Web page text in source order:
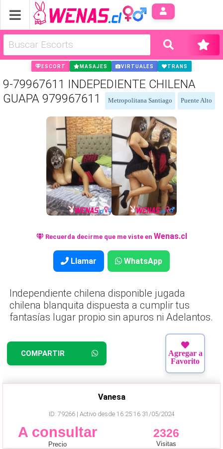
ESCORT MASAJES VIRTUALES TRANS
9-79967611 INDEPEDIENTE CHILENA
GUAPA 979967611
Metropolitana Santiago Puente Alto
Recuerda decirme que me viste en Wenas.cl
Llamar WhatsApp
Independiente chilena disponible jugada
chilena blanquita dispuesta a cumplir tus
fantasías lugar propio sin apuros ni Adelantos.
COMPARTIR
Agregar a
Favorito
Vanesa
ID: 79266 | Activo desde 16:25:16 31/05/2024
A consultar
Precio
2326
Visitas